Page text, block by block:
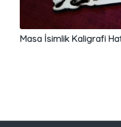
Masa İsimlik Kaligrafi Hat